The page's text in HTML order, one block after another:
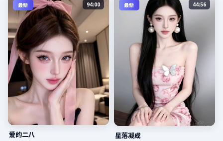
最新 94:00
爱的二八
最新 44:56
星落凝成